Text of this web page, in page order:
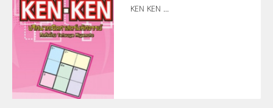
KEN KEN ...